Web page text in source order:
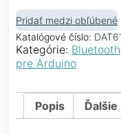
ENC28J60
pre
Arduino
Nano
Pridať medzi obľúbené
Katalógové číslo:
Kategórie:
pre Arduino
Popis